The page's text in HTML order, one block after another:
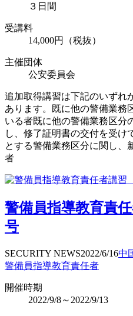
３日間
受講料
14,000円（税抜）
主催団体
公安委員会
追加取得講習は下記のいずれ
あります。既に他の警備業務
いる者既に他の警備業務区分
し、修了証明書の交付を受け
とする警備業務区分に関し、
者
警備員指導教育責
号
SECURITY NEWS2022/6/16中
警備員指導教育責任者
開催時期
2022/9/8～2022/9/13